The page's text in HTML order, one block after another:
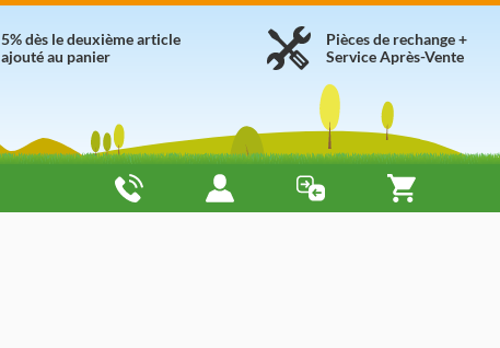
Pièces de rechange +
Service Après-Vente
5% dès le deuxième article
ajouté au panier